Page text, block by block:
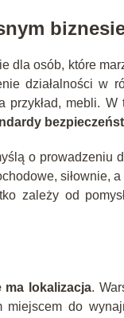
dla osób, które
działalności w
przykład, mebli.
o prowadzeniu
siłownie,
zależy od
ma lokalizacja.
miejscem do